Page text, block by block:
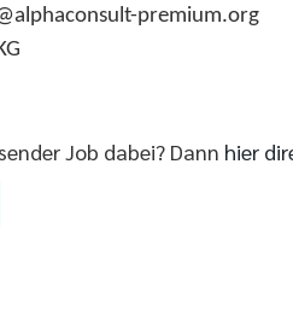
premium.org
Job dabei? Dann hier